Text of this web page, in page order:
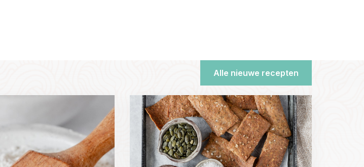
Alle nieuwe recepten
Read
more
about
Zuurdesem
crackers
(discard